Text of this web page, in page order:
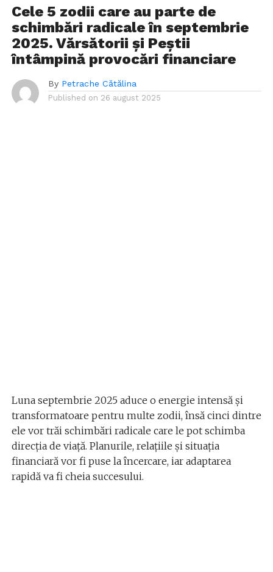
Cele 5 zodii care au parte de
schimbări radicale în septembrie
2025. Vărsătorii și Peștii
întâmpină provocări financiare
By Petrache Cătălina
Published on 26 august 2025
Luna septembrie 2025 aduce o energie intensă și
transformatoare pentru multe zodii, însă cinci dintre
ele vor trăi schimbări radicale care le pot schimba
direcția de viață. Planurile, relațiile și situația
financiară vor fi puse la încercare, iar adaptarea
rapidă va fi cheia succesului.